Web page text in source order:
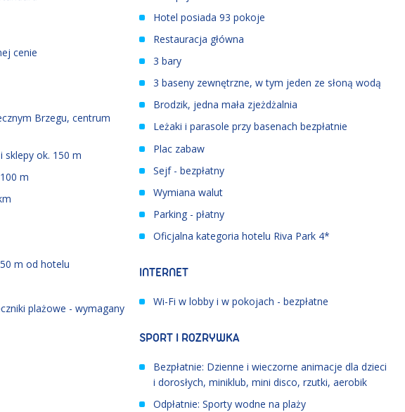
cenie
Brzegu, centrum
sklepy ok. 150 m
m
m od hotelu
plażowe - wymagany
Hotel posiada 93 pokoje
Restauracja główna
3 bary
3 baseny zewnętrzne, w tym jeden ze słoną wodą
Brodzik, jedna mała zjeżdżalnia
Leżaki i parasole przy basenach bezpłatnie
Plac zabaw
Sejf - bezpłatny
Wymiana walut
Parking - płatny
Oficjalna kategoria hotelu Riva Park 4*
INTERNET
Wi-Fi w lobby i w pokojach - bezpłatne
SPORT I ROZRYWKA
Bezpłatnie: Dzienne i wieczorne animacje dla dzieci
i dorosłych, miniklub, mini disco, rzutki, aerobik
Odpłatnie: Sporty wodne na plaży